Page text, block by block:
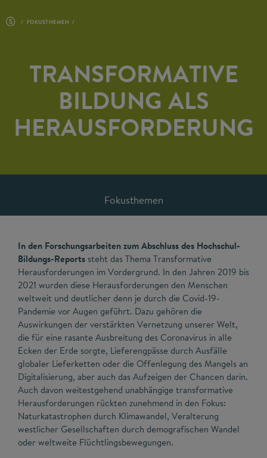
FOKUSTHEMEN
TRANSFORMATIVE
BILDUNG ALS
HERAUSFORDERUNG
Fokusthemen
In den Forschungsarbeiten zum Abschluss des Hochschul-
Bildungs-Reports steht das Thema Transformative
Herausforderungen im Vordergrund. In den Jahren 2019 bis
2021 wurden diese Herausforderungen den Menschen
weltweit und deutlicher denn je durch die Covid-19-
Pandemie vor Augen geführt. Dazu gehören die
Auswirkungen der verstärkten Vernetzung unserer Welt,
die für eine rasante Ausbreitung des Coronavirus in alle
Ecken der Erde sorgte, Lieferengpässe durch Ausfälle
globaler Lieferketten oder die Offenlegung des Mangels an
Digitalisierung, aber auch das Aufzeigen der Chancen darin.
Auch davon weitestgehend unabhängige transformative
Herausforderungen rückten zunehmend in den Fokus:
Naturkatastrophen durch Klimawandel, Veralterung
westlicher Gesellschaften durch demografischen Wandel
oder weltweite Flüchtlingsbewegungen.